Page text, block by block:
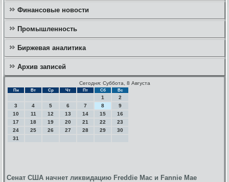
Финансовые новости
Промышленность
Биржевая аналитика
Архив записей
Сегодня: Суббота, 8 Августа
Пн Вт Ср Чт Пт Сб Вс
1
2
3
4 5 6 7 8
9
10
11 12 13 14 15
16
17
18 19 20 21 22
23
24
25 26 27 28 29
30
31
Сенат США начнет ликвидацию Freddie Mac и Fannie Mae